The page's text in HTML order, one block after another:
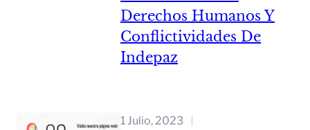
Derechos Humanos Y
Conflictividades De
Indepaz
1 Julio, 2023